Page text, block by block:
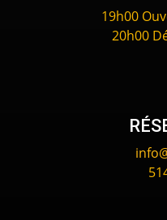
19h00
20h00